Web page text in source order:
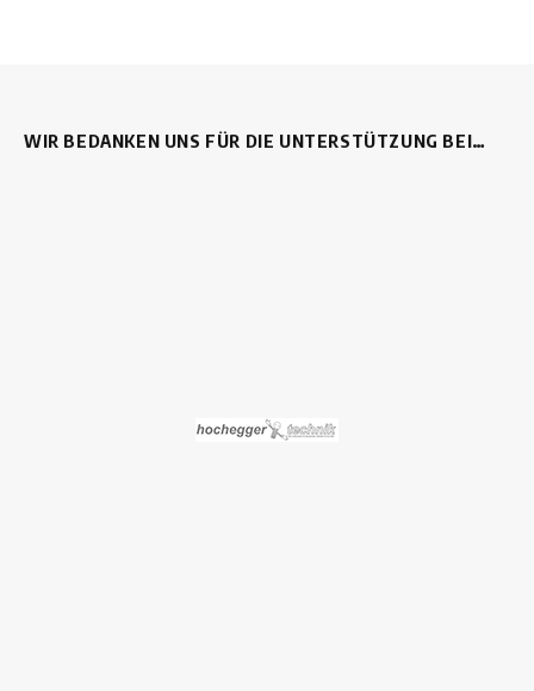
WIR BEDANKEN UNS FÜR DIE UNTERSTÜTZUNG BEI…